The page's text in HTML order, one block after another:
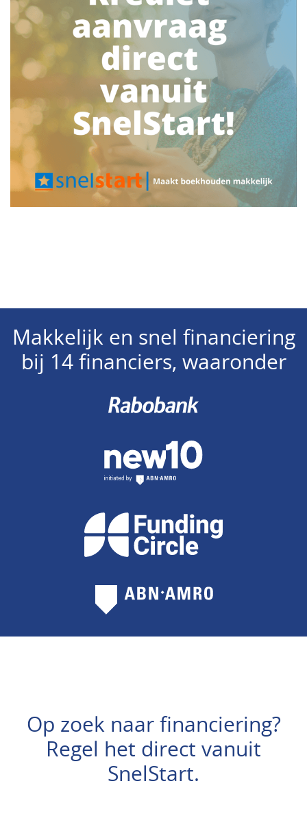
Makkelijk en snel financiering
bij 14 financiers, waaronder
Op zoek naar financiering?
Regel het direct vanuit
SnelStart.